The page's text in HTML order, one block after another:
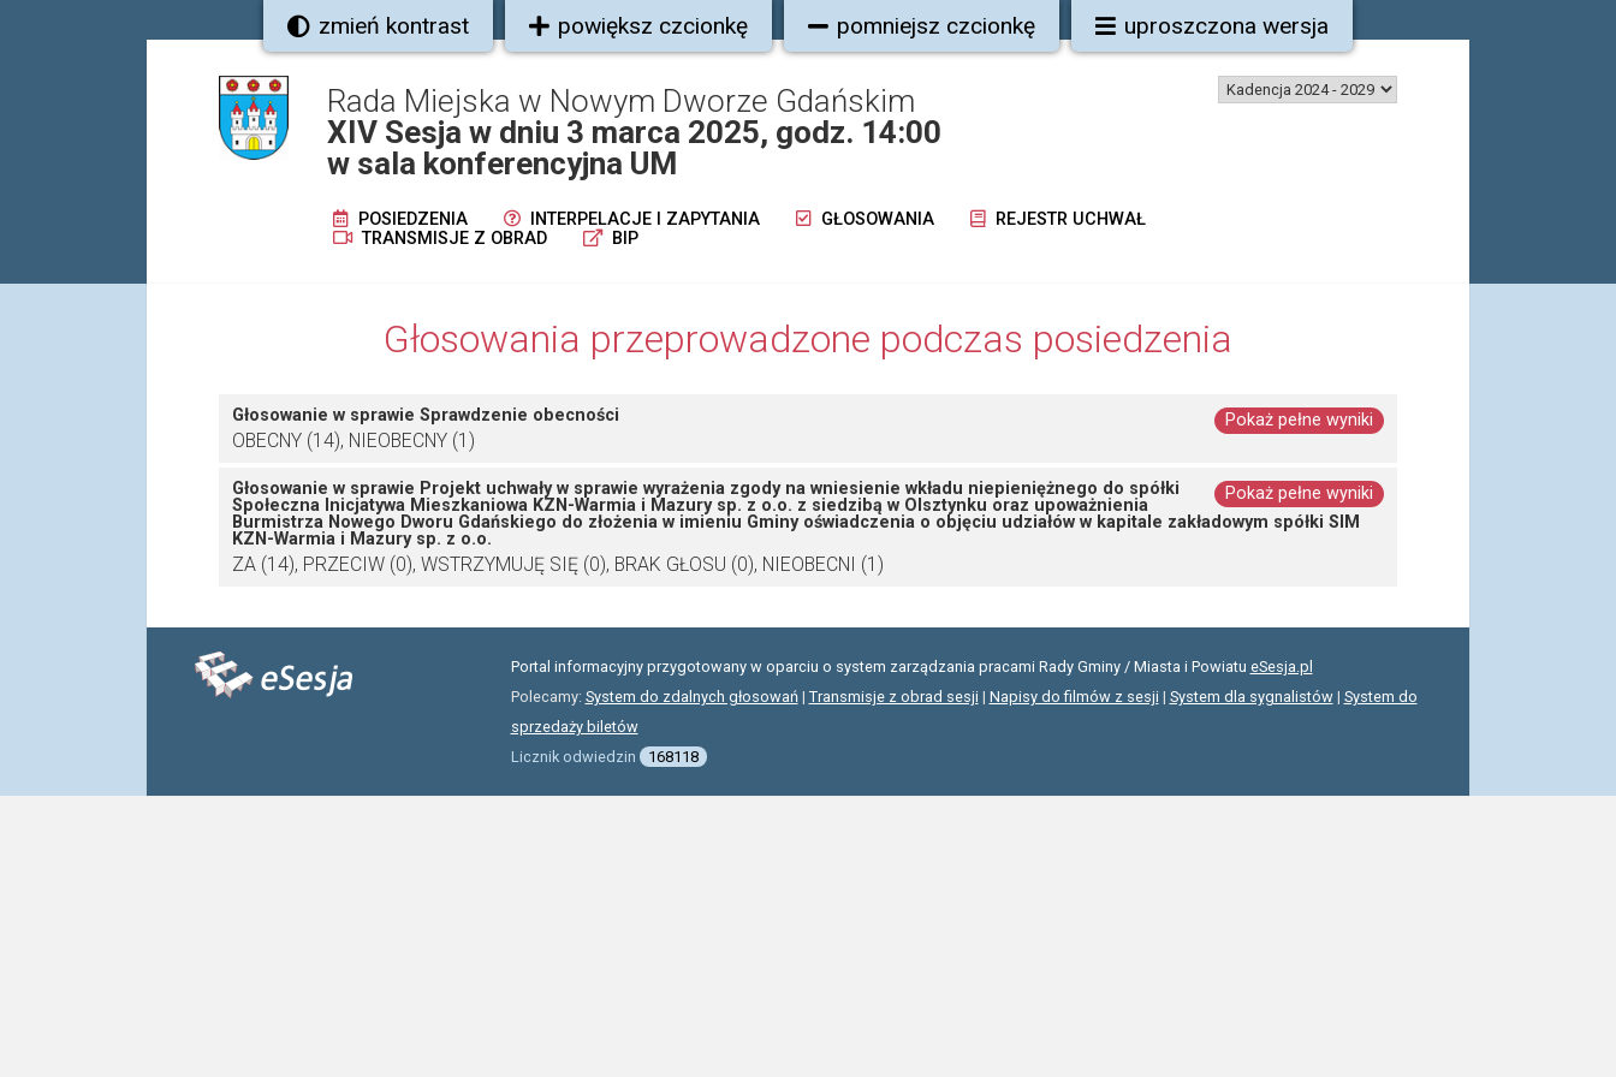
zmień kontrast powiększ czcionkę pomniejsz czcionkę uproszczona wersja
Rada Miejska w Nowym Dworze Gdańskim
XIV Sesja w dniu 3 marca 2025, godz. 14:00
w sala konferencyjna UM
POSIEDZENIA INTERPELACJE I ZAPYTANIA GŁOSOWANIA
REJESTR UCHWAŁ
TRANSMISJE Z OBRAD
BIP
Głosowania przeprowadzone podczas posiedzenia
Pokaż pełne wyniki
Głosowanie w sprawie Sprawdzenie obecności
OBECNY (14), NIEOBECNY (1)
Pokaż pełne wyniki
Głosowanie w sprawie Projekt uchwały w sprawie wyrażenia zgody na wniesienie wkładu niepieniężnego do spółki
Społeczna Inicjatywa Mieszkaniowa KZN-Warmia i Mazury sp. z o.o. z siedzibą w Olsztynku oraz upoważnienia
Burmistrza Nowego Dworu Gdańskiego do złożenia w imieniu Gminy oświadczenia o objęciu udziałów w kapitale zakładowym spółki SIM
KZN-Warmia i Mazury sp. z o.o.
ZA (14), PRZECIW (0), WSTRZYMUJĘ SIĘ (0), BRAK GŁOSU (0), NIEOBECNI (1)
Portal informacyjny przygotowany w oparciu o system zarządzania pracami Rady Gminy / Miasta i Powiatu eSesja.pl
Polecamy: System do zdalnych głosowań| Transmisje z obrad sesji | Napisy do filmów z sesji | System dla sygnalistów| System do
sprzedaży biletów
Licznik odwiedzin
168118